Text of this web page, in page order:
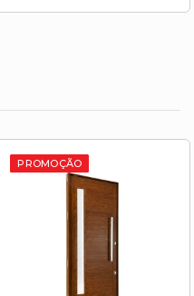
PROMOÇÃO